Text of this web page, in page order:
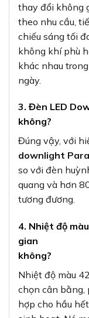
thay đổi không
theo nhu cầu,
chiếu sáng tối
không khí phù
khác nhau trong
ngày.
3. Đèn LED
không?
Đúng vậy, với
downlight
so với đèn
quang và hơn
tương đương.
4. Nhiệt độ
gian
không?
Nhiệt độ màu
chọn cân bằng,
hợp cho hầu